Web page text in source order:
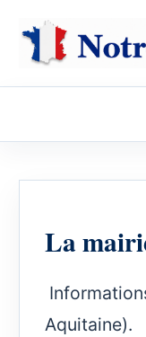
La
Aquitaine).